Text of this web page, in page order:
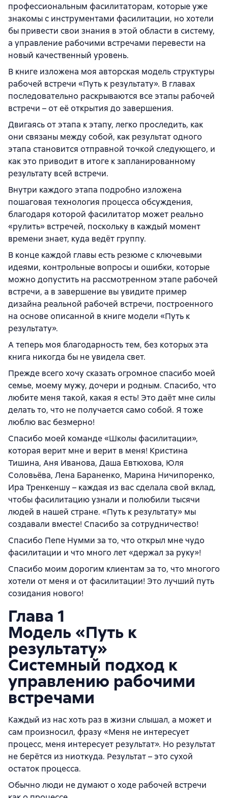
профессиональным фасилитаторам, которые уже
знакомы с инструментами фасилитации, но хотели
бы привести свои знания в этой области в систему,
а управление рабочими встречами перевести на
новый качественный уровень.
В книге изложена моя авторская модель структуры
рабочей встречи «Путь к результату». В главах
последовательно раскрываются все этапы рабочей
встречи – от её открытия до завершения.
Двигаясь от этапа к этапу, легко проследить, как
они связаны между собой, как результат одного
этапа становится отправной точкой следующего, и
как это приводит в итоге к запланированному
результату всей встречи.
Внутри каждого этапа подробно изложена
пошаговая технология процесса обсуждения,
благодаря которой фасилитатор может реально
«рулить» встречей, поскольку в каждый момент
времени знает, куда ведёт группу.
В конце каждой главы есть резюме с ключевыми
идеями, контрольные вопросы и ошибки, которые
можно допустить на рассмотренном этапе рабочей
встречи, а в завершение вы увидите пример
дизайна реальной рабочей встречи, построенного
на основе описанной в книге модели «Путь к
результату».
А теперь моя благодарность тем, без которых эта
книга никогда бы не увидела свет.
Прежде всего хочу сказать огромное спасибо моей
семье, моему мужу, дочери и родным. Спасибо, что
любите меня такой, какая я есть! Это даёт мне силы
делать то, что не получается само собой. Я тоже
люблю вас безмерно!
Спасибо моей команде «Школы фасилитации»,
которая верит мне и верит в меня! Кристина
Тишина, Аня Иванова, Даша Евтюхова, Юля
Соловьёва, Лена Бараненко, Марина Ничипоренко,
Ира Тренкеншу – каждая из вас сделала свой вклад,
чтобы фасилитацию узнали и полюбили тысячи
людей в нашей стране. «Путь к результату» мы
создавали вместе! Спасибо за сотрудничество!
Спасибо Пепе Нумми за то, что открыл мне чудо
фасилитации и что много лет «держал за руку»!
Спасибо моим дорогим клиентам за то, что многого
хотели от меня и от фасилитации! Это лучший путь
созидания нового!
Глава 1
Модель «Путь к
результату»
Системный подход к
управлению рабочими
встречами
Каждый из нас хоть раз в жизни слышал, а может и
сам произносил, фразу «Меня не интересует
процесс, меня интересует результат». Но результат
не берётся из ниоткуда. Результат – это сухой
остаток процесса.
Обычно люди не думают о ходе рабочей встречи